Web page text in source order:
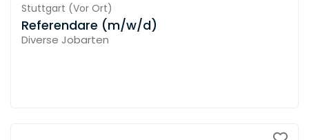
Stuttgart (Vor Ort)
Referendare (m/w/d)
Diverse Jobarten